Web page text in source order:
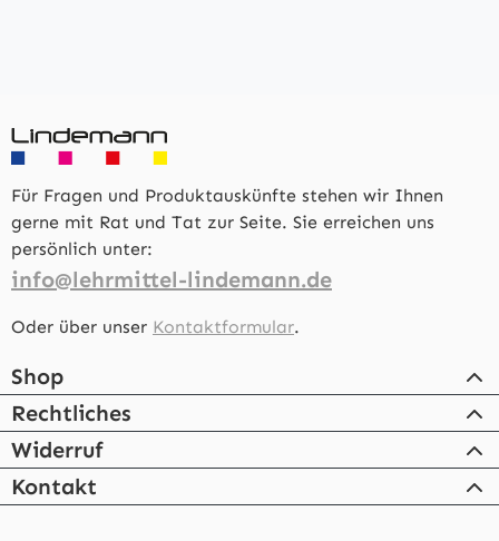
Für Fragen und Produktauskünfte stehen wir Ihnen
gerne mit Rat und Tat zur Seite. Sie erreichen uns
persönlich unter:
info@lehrmittel-lindemann.de
Oder über unser Kontaktformular.
Shop
Rechtliches
Widerruf
Kontakt